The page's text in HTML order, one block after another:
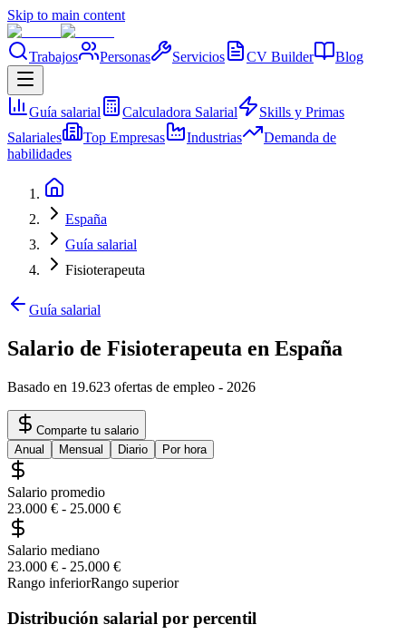
Skip to main content
Trabajos Personas Servicios CV Builder Blog
Guía salarial Calculadora Salarial
Skills y Primas
Salariales
Top Empresas Industrias
Demanda de
habilidades
España
Guía salarial
Fisioterapeuta
Guía salarial
Salario de Fisioterapeuta en España
Basado en 19.623 ofertas de empleo - 2026
Comparte tu salario
Anual
Mensual Diario Por hora
Salario promedio
23.000 € - 25.000 €
Salario mediano
23.000 € - 25.000 €
Rango inferiorRango superior
Distribución salarial por percentil